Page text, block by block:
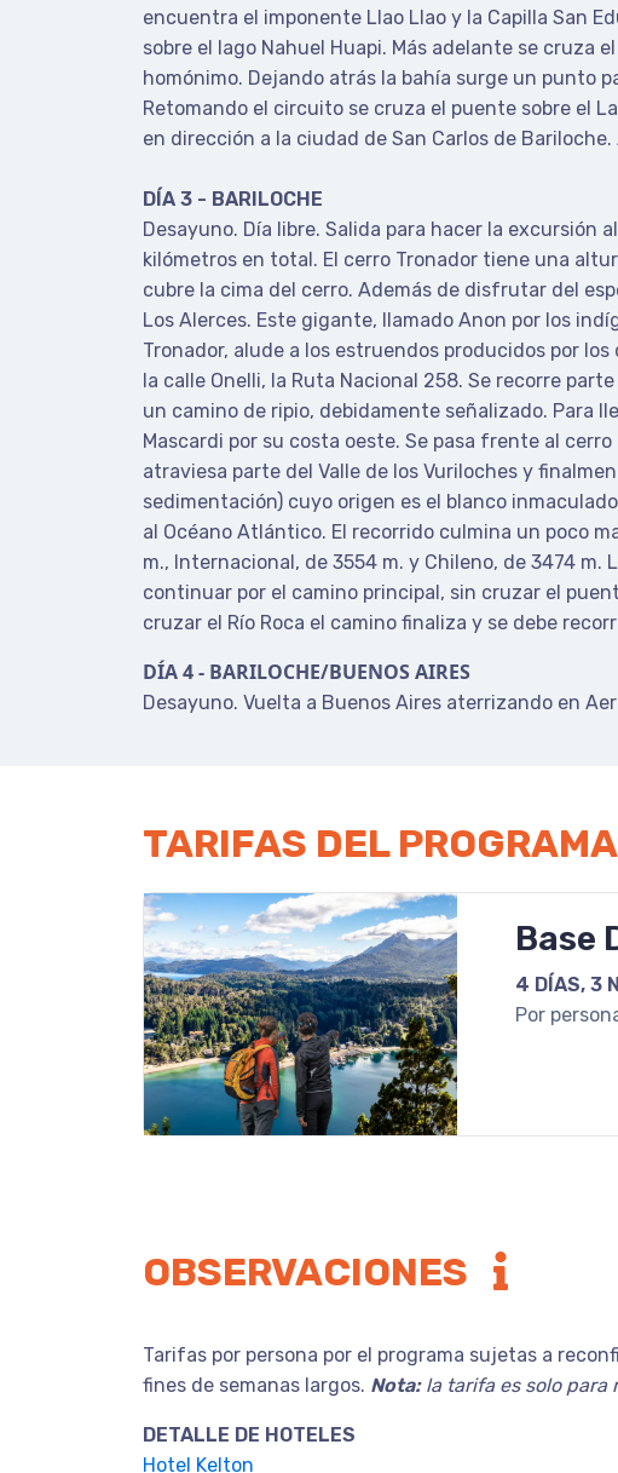
encuentra el imponente Llao Llao y la Capilla San
sobre el lago Nahuel Huapi. Más adelante se cruza
homónimo. Dejando atrás la bahía surge un punto
Retomando el circuito se cruza el puente sobre el
en dirección a la ciudad de San Carlos de
DÍA 3 - BARILOCHE
Desayuno. Día libre. Salida para hacer la excursión
kilómetros en total. El cerro Tronador tiene una
cubre la cima del cerro. Además de disfrutar del
Los Alerces. Este gigante, llamado Anon por los
Tronador, alude a los estruendos producidos por
la calle Onelli, la Ruta Nacional 258. Se recorre
un camino de ripio, debidamente señalizado. Para
Mascardi por su costa oeste. Se pasa frente al
atraviesa parte del Valle de los Vuriloches y
sedimentación) cuyo origen es el blanco
al Océano Atlántico. El recorrido culmina un poco
m., Internacional, de 3554 m. y Chileno, de 3474
continuar por el camino principal, sin cruzar el
cruzar el Río Roca el camino finaliza y se debe
DÍA 4 - BARILOCHE/BUENOS AIRES
Desayuno. Vuelta a Buenos Aires aterrizando en
TARIFAS DEL PROGRAMA
Base
4 DÍAS, 3
Por
OBSERVACIONES
Tarifas por persona por el programa sujetas a
fines de semanas largos. Nota:la tarifa es solo para
DETALLE DE HOTELES
Hotel Kelton